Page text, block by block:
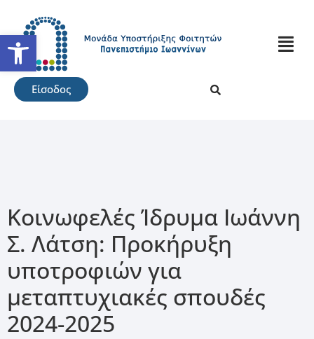
Ανοίξτε τη γραμμή
Είσοδος
Κοινωφελές Ίδρυμα Ιωάννη
Σ. Λάτση: Προκήρυξη
υποτροφιών για
μεταπτυχιακές σπουδές
2024-2025